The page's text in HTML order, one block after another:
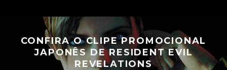
CONFIRA O CLIPE PROMOCIONAL
JAPONÊS DE RESIDENT EVIL
REVELATIONS